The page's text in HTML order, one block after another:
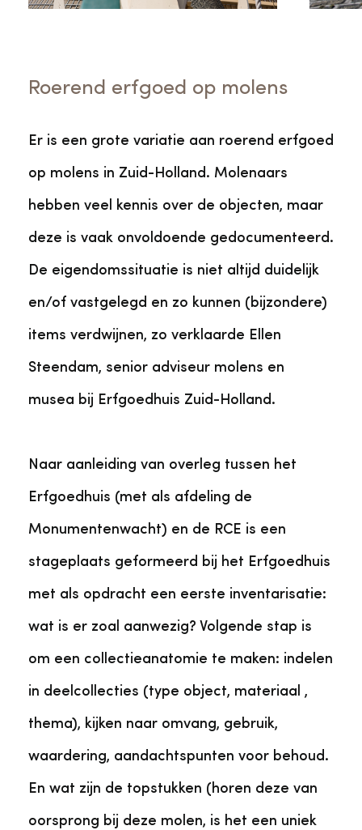
Roerend erfgoed op molens
Er is een grote variatie aan roerend erfgoed
op molens in Zuid-Holland. Molenaars
hebben veel kennis over de objecten, maar
deze is vaak onvoldoende gedocumenteerd.
De eigendomssituatie is niet altijd duidelijk
en/of vastgelegd en zo kunnen (bijzondere)
items verdwijnen, zo verklaarde Ellen
Steendam, senior adviseur molens en
musea bij Erfgoedhuis Zuid-Holland.
Naar aanleiding van overleg tussen het
Erfgoedhuis (met als afdeling de
Monumentenwacht) en de RCE is een
stageplaats geformeerd bij het Erfgoedhuis
met als opdracht een eerste inventarisatie:
wat is er zoal aanwezig? Volgende stap is
om een collectieanatomie te maken: indelen
in deelcollecties (type object, materiaal ,
thema), kijken naar omvang, gebruik,
waardering, aandachtspunten voor behoud.
En wat zijn de topstukken (horen deze van
oorsprong bij deze molen, is het een uniek